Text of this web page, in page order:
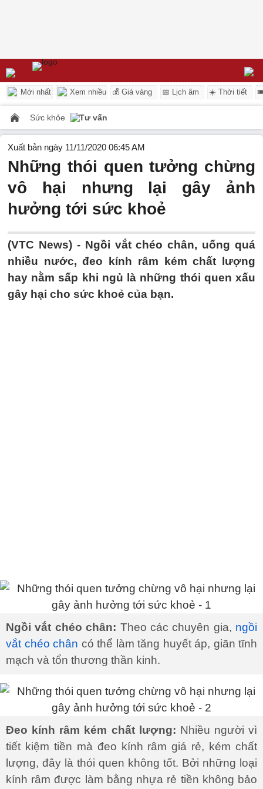
Mới nhất Xem nhiều 💰 Giá vàng 📅 Lịch âm ☀️ Thời tiết
Sức khỏe Tư vấn
Xuất bản ngày 11/11/2020 06:45 AM
Những thói quen tưởng chừng
vô hại nhưng lại gây ảnh
hưởng tới sức khoẻ
(VTC News) - Ngồi vắt chéo chân, uống quá
nhiều nước, đeo kính râm kém chất lượng
hay nằm sấp khi ngủ là những thói quen xấu
gây hại cho sức khoẻ của bạn.
Ngồi vắt chéo chân: Theo các chuyên gia, ngồi
vắt chéo chân có thể làm tăng huyết áp, giãn tĩnh
mạch và tổn thương thần kinh.
Đeo kính râm kém chất lượng: Nhiều người vì
tiết kiệm tiền mà đeo kính râm giá rẻ, kém chất
lượng, đây là thói quen không tốt. Bởi những loại
kính râm được làm bằng nhựa rẻ tiền không bảo